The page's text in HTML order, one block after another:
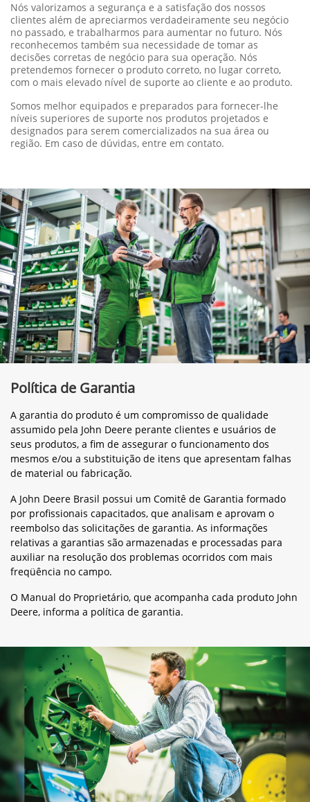
Nós valorizamos a segurança e a satisfação dos nossos
clientes além de apreciarmos verdadeiramente seu negócio
no passado, e trabalharmos para aumentar no futuro. Nós
reconhecemos também sua necessidade de tomar as
decisões corretas de negócio para sua operação. Nós
pretendemos fornecer o produto correto, no lugar correto,
com o mais elevado nível de suporte ao cliente e ao produto.
Somos melhor equipados e preparados para fornecer-lhe
níveis superiores de suporte nos produtos projetados e
designados para serem comercializados na sua área ou
região. Em caso de dúvidas, entre em contato.
Política de Garantia
A garantia do produto é um compromisso de qualidade
assumido pela John Deere perante clientes e usuários de
seus produtos, a fim de assegurar o funcionamento dos
mesmos e/ou a substituição de itens que apresentam falhas
de material ou fabricação.
A John Deere Brasil possui um Comitê de Garantia formado
por profissionais capacitados, que analisam e aprovam o
reembolso das solicitações de garantia. As informações
relativas a garantias são armazenadas e processadas para
auxiliar na resolução dos problemas ocorridos com mais
freqüência no campo.
O Manual do Proprietário, que acompanha cada produto John
Deere, informa a política de garantia.